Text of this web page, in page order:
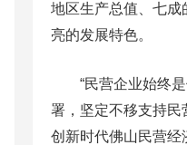
地区生产总值、七成
亮的发展特色。
“民营企业始终是
署，坚定不移支持民
创新时代佛山民营经